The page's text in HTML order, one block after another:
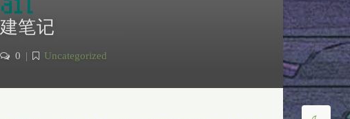
笔记
0 | Uncategorized